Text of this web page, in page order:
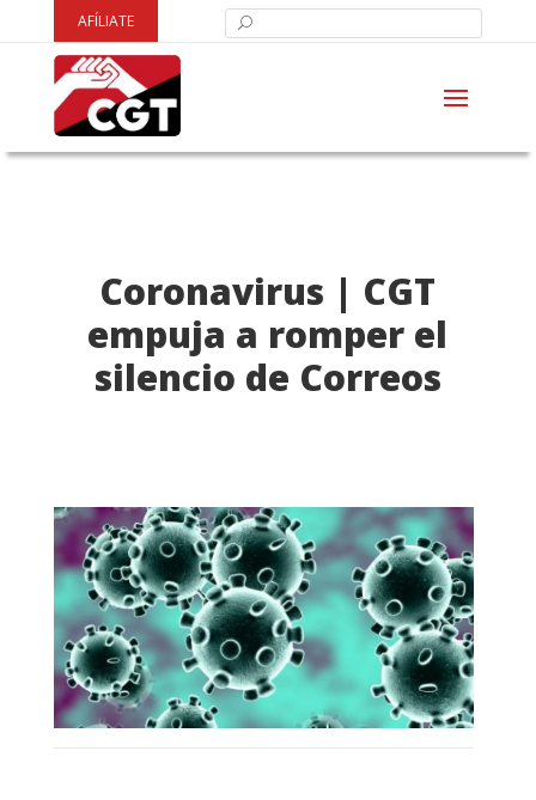
AFÍLIATE
Coronavirus | CGT
empuja a romper el
silencio de Correos